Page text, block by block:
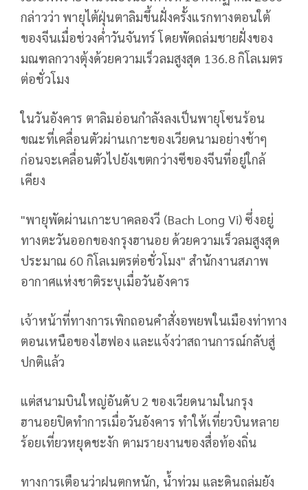
กล่าวว่า พายุไต้ฝุ่นตาลิมขึ้นฝั่งครั้งแรกทางตอนใต้
ของจีนเมื่อช่วงค่ำวันจันทร์ โดยพัดถล่มชายฝั่งของ
มณฑลกวางตุ้งด้วยความเร็วลมสูงสุด 136.8 กิโลเมตร
ต่อชั่วโมง
ในวันอังคาร ตาลิมอ่อนกำลังลงเป็นพายุโซนร้อน
ขณะที่เคลื่อนตัวผ่านเกาะของเวียดนามอย่างช้าๆ
ก่อนจะเคลื่อนตัวไปยังเขตกว่างซีของจีนที่อยู่ใกล้
เคียง
"พายุพัดผ่านเกาะบาคลองวี (Bach Long Vi) ซึ่งอยู่
ทางตะวันออกของกรุงฮานอย ด้วยความเร็วลมสูงสุด
ประมาณ 60 กิโลเมตรต่อชั่วโมง" สำนักงานสภาพ
อากาศแห่งชาติระบุเมื่อวันอังคาร
เจ้าหน้าที่ทางการเพิกถอนคำสั่งอพยพในเมืองท่าทาง
ตอนเหนือของไฮฟอง และแจ้งว่าสถานการณ์กลับสู่
ปกติแล้ว
แต่สนามบินใหญ่อันดับ 2 ของเวียดนามในกรุง
ฮานอยปิดทำการเมื่อวันอังคาร ทำให้เที่ยวบินหลาย
ร้อยเที่ยวหยุดชะงัก ตามรายงานของสื่อท้องถิ่น
ทางการเตือนว่าฝนตกหนัก, น้ำท่วม และดินถล่มยัง